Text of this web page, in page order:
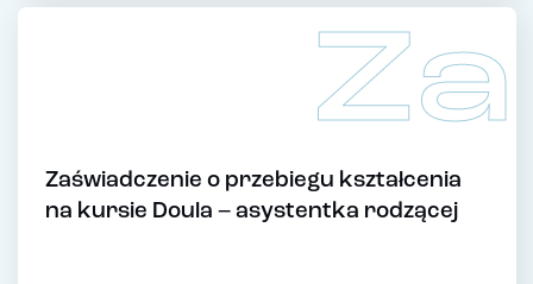
Za
Zaświadczenie o przebiegu kształcenia
na kursie Doula – asystentka rodzącej